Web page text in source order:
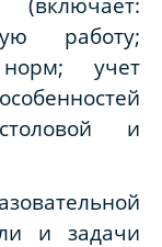
работу;
учет
и
и задачи